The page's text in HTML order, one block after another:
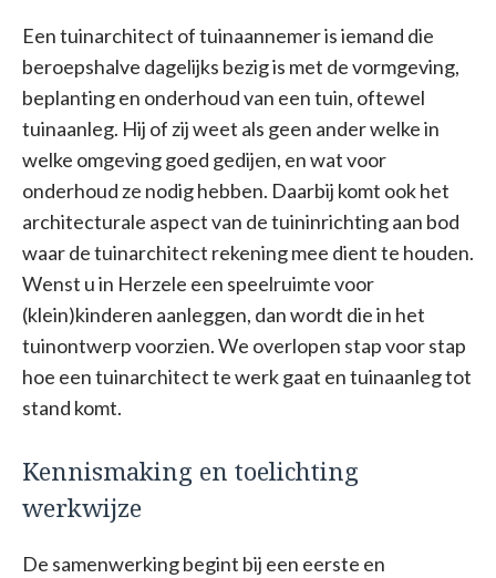
Een tuinarchitect of tuinaannemer is iemand die
beroepshalve dagelijks bezig is met de vormgeving,
beplanting en onderhoud van een tuin, oftewel
tuinaanleg. Hij of zij weet als geen ander welke in
welke omgeving goed gedijen, en wat voor
onderhoud ze nodig hebben. Daarbij komt ook het
architecturale aspect van de tuininrichting aan bod
waar de tuinarchitect rekening mee dient te houden.
Wenst u in Herzele een speelruimte voor
(klein)kinderen aanleggen, dan wordt die in het
tuinontwerp voorzien. We overlopen stap voor stap
hoe een tuinarchitect te werk gaat en tuinaanleg tot
stand komt.
Kennismaking en toelichting
werkwijze
De samenwerking begint bij een eerste en